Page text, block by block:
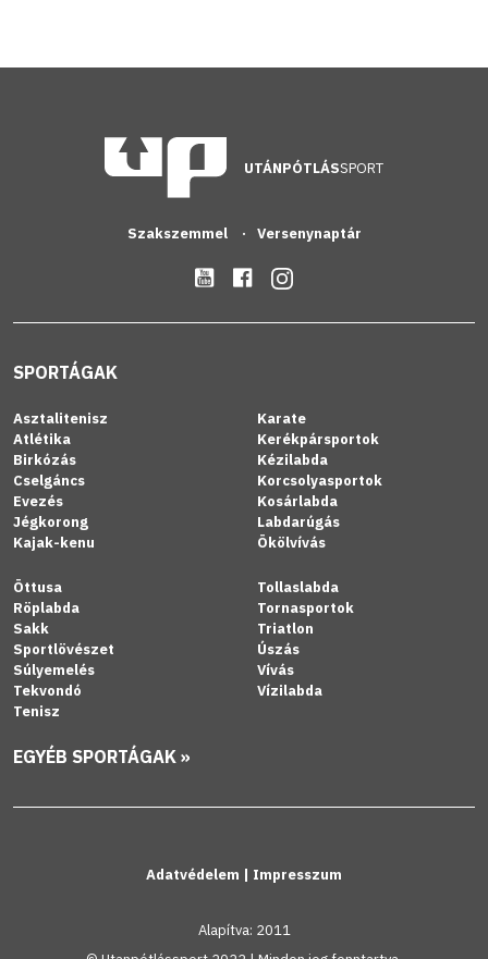
UTÁNPÓTLÁSSPORT
Szakszemmel Versenynaptár
SPORTÁGAK
Asztalitenisz
Atlétika
Birkózás
Cselgáncs
Evezés
Jégkorong
Kajak-kenu
Karate
Kerékpársportok
Kézilabda
Korcsolyasportok
Kosárlabda
Labdarúgás
Ökölvívás
Öttusa
Röplabda
Sakk
Sportlövészet
Súlyemelés
Tekvondó
Tenisz
Tollaslabda
Tornasportok
Triatlon
Úszás
Vívás
Vízilabda
EGYÉB SPORTÁGAK »
Adatvédelem | Impresszum
Alapítva: 2011